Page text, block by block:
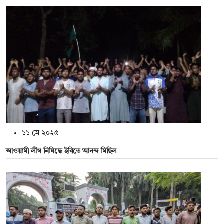
১১ মে ২০২৫
আওয়ামী লীগ নিষিদ্ধে ইবিতে আনন্দ মিছিল